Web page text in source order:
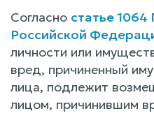
Согласно статье
Российской
личности или
вред, причиненный
лица, подлежит
лицом, причинившим